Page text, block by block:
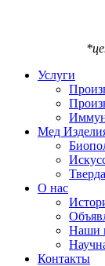
Услуги
Мед
О нас
Наши
Контакты